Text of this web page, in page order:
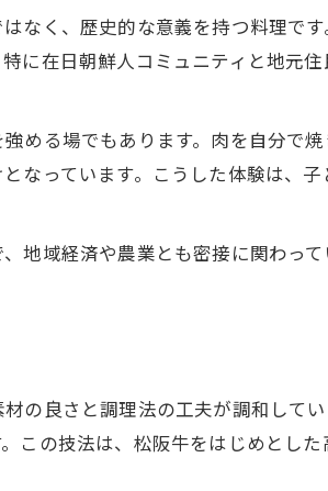
焼肉が育てる地域の温かな
炭火の香りに宿る焼肉文化の真
炭火焼きが生む焼肉の奥深
焼肉文化を彩る炭火の役割
焼肉体験を特別にする炭火
なく、歴史的な意義を持つ料理で
に在日朝鮮人コミュニティと地元
める場でもあります。肉を自分で
なっています。こうした体験は、
地域経済や農業とも密接に関わっ
の良さと調理法の工夫が調和して
この技法は、松阪牛をはじめとし